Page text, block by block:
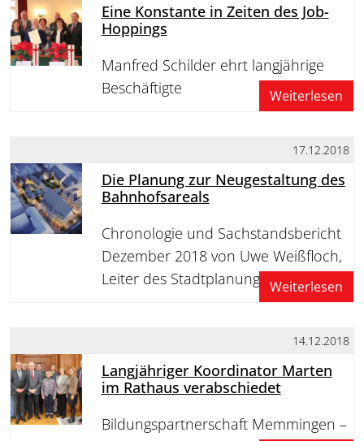
Eine Konstante in Zeiten des Job-
Hoppings
Manfred Schilder ehrt langjährige
Beschäftigte
Weiterlesen
17.12.2018
Die Planung zur Neugestaltung des
Bahnhofsareals
Chronologie und Sachstandsbericht
Dezember 2018 von Uwe Weißfloch,
Leiter des StadtplanungsamtsWeiterlesen
14.12.2018
Langjähriger Koordinator Marten
im Rathaus verabschiedet
Bildungspartnerschaft Memmingen –